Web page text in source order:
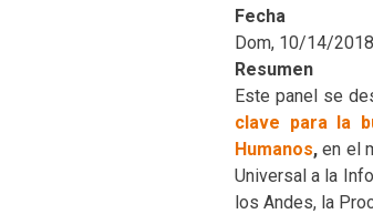
Fecha
Dom, 10/14/
Resumen
Este panel se
clave para la
Humanos, en el
Universal a la
los Andes, la